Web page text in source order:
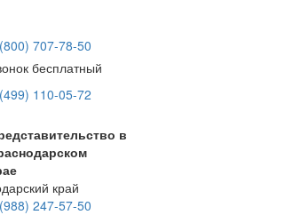
707-78-50
бесплатный
110-05-72
в
край
247-57-50